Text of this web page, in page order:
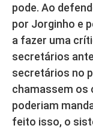
pode. Ao
por Jorginho e
a fazer uma
secretários
secretários no
chamassem os
poderiam
feito isso, o